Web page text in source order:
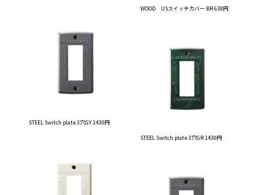
WOOD USスイッチカバー BR 638円
STEEL Switch plate 3穴GY 1430円
STEEL Switch plate 3穴GR 1430円